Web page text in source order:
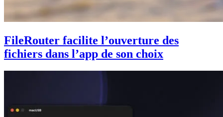
FileRouter facilite l’ouverture des
fichiers dans l’app de son choix